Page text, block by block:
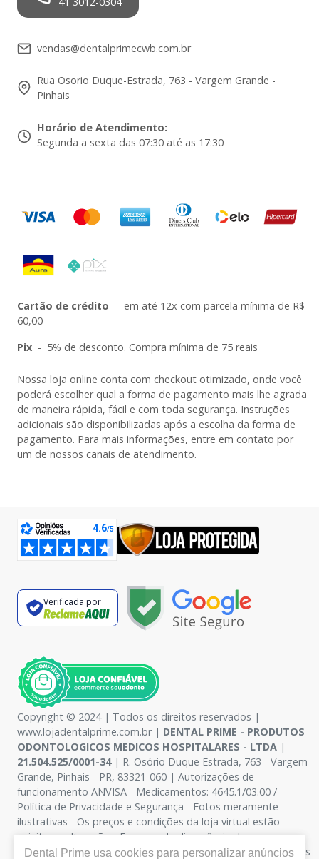
vendas@dentalprimecwb.com.br
Rua Osorio Duque-Estrada, 763 - Vargem Grande -
Pinhais
Horário de Atendimento:
Segunda a sexta das 07:30 até as 17:30
Cartão de crédito - em até 12x com parcela mínima de R$
60,00
Pix - 5% de desconto. Compra mínima de 75 reais
Nossa loja online conta com checkout otimizado, onde você
poderá escolher qual a forma de pagamento mais lhe agrada
de maneira rápida, fácil e com toda segurança. Instruções
adicionais são disponibilizadas após a escolha da forma de
pagamento. Para mais informações, entre em contato por
um de nossos canais de atendimento.
Verificada por
Copyright © 2024 | Todos os direitos reservados |
www.lojadentalprime.com.br | DENTAL PRIME - PRODUTOS
ODONTOLOGICOS MEDICOS HOSPITALARES - LTDA |
21.504.525/0001-34| R. Osório Duque Estrada, 763 - Vargem
Grande, Pinhais - PR, 83321-060 | Autorizações de
funcionamento ANVISA - Medicamentos: 4645.1/03.00 / -
Política de Privacidade e Segurança - Fotos meramente
ilustrativas - Os preços e condições da loja virtual estão
sujeitos a alterações. Em caso de divergência de preços no
site, o valor válido é o do Carrinho de Compra. Não vendemos
Dental Prime usa cookies para personalizar anúncios